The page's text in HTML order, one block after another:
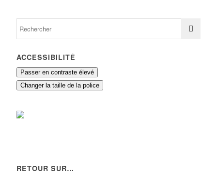
ACCESSIBILITÉ
Passer en contraste élevé
Changer la taille de la police
RETOUR SUR…